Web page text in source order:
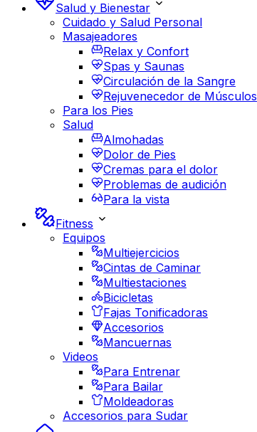
Salud y Bienestar
Cuidado y Salud Personal
Masajeadores
Relax y Confort
Spas y Saunas
Circulación de la Sangre
Rejuvenecedor de Músculos
Para los Pies
Salud
Almohadas
Dolor de Pies
Cremas para el dolor
Problemas de audición
Para la vista
Fitness
Equipos
Multiejercicios
Cintas de Caminar
Multiestaciones
Bicicletas
Fajas Tonificadoras
Accesorios
Mancuernas
Videos
Para Entrenar
Para Bailar
Moldeadoras
Accesorios para Sudar